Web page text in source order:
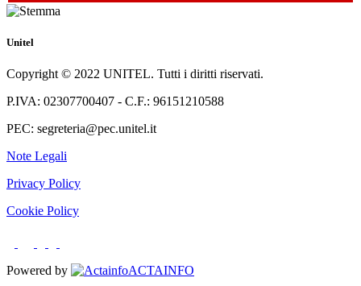
Unitel
Copyright © 2022 UNITEL. Tutti i diritti riservati.
P.IVA: 02307700407 - C.F.: 96151210588
PEC: segreteria@pec.unitel.it
Note Legali
Privacy Policy
Cookie Policy
Powered by ACTAINFO